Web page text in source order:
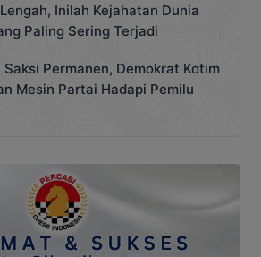
Inilah Kejahatan Dunia
Paling Sering Terjadi
Saksi Permanen, Demokrat Kotim
Mesin Partai Hadapi Pemilu